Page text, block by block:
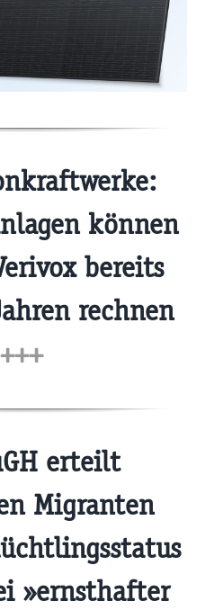
können
bereits
rechnen
+++
erteilt
Migranten
»ernsthafter